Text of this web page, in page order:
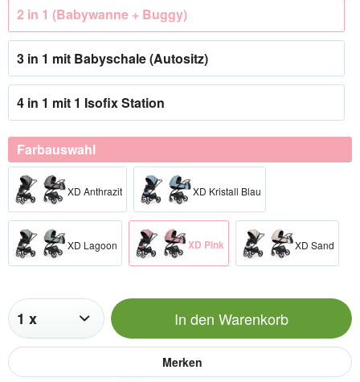
2 in 1 (Babywanne + Buggy)
3 in 1 mit Babyschale (Autositz)
4 in 1 mit 1 Isofix Station
Farbauswahl
XD Anthrazit XD Kristall Blau
XD Lagoon XD Pink XD Sand
In den Warenkorb
Merken